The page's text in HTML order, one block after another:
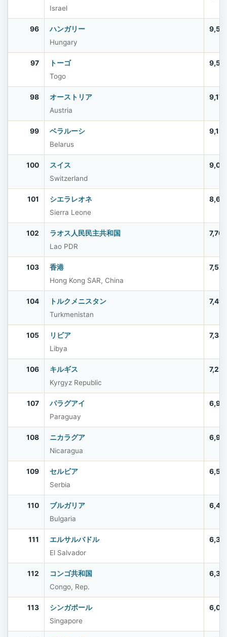
Israel
96
ハンガリー
Hungary
97
トーゴ
Togo
98
オーストリア
Austria
99
ベラルーシ
Belarus
100
スイス
Switzerland
101
シエラレオネ
Sierra Leone
102
ラオス人民民主共和国
Lao PDR
103
香港
Hong Kong SAR, China
104
トルクメニスタン
Turkmenistan
105
リビア
Libya
106
キルギス
Kyrgyz Republic
107
パラグアイ
Paraguay
108
ニカラグア
Nicaragua
109
セルビア
Serbia
110
ブルガリア
Bulgaria
111
エルサルバドル
El Salvador
112
コンゴ共和国
Congo, Rep.
113
シンガポール
Singapore